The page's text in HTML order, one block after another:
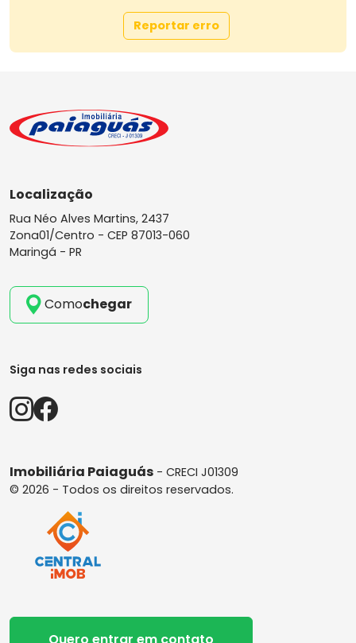
Reportar erro
Localização
Rua Néo Alves Martins, 2437
Zona01/Centro - CEP 87013-060
Maringá - PR
Comochegar
Siga nas redes sociais
Imobiliária Paiaguás - CRECI J01309
© 2026 - Todos os direitos reservados.
Quero entrar em contato